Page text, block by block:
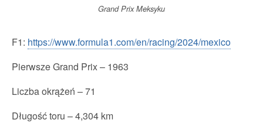
Grand Prix Meksyku
F1: https://www.formula1.com/en/racing/2024/mexico
Pierwsze Grand Prix – 1963
Liczba okrążeń – 71
Długość toru – 4,304 km